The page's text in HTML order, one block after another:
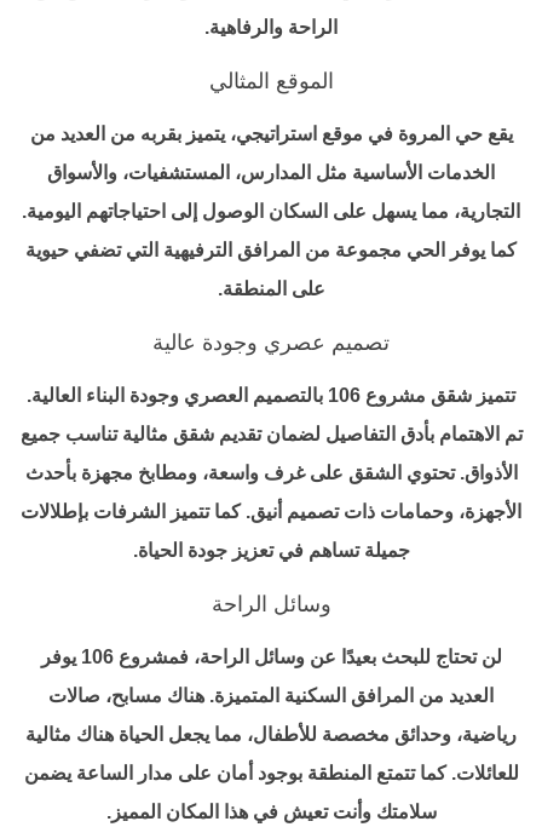
الراحة والرفاهية.
الموقع المثالي
يقع حي المروة في موقع استراتيجي، يتميز بقربه من العديد من
الخدمات الأساسية مثل المدارس، المستشفيات، والأسواق
التجارية، مما يسهل على السكان الوصول إلى احتياجاتهم اليومية.
كما يوفر الحي مجموعة من المرافق الترفيهية التي تضفي حيوية
على المنطقة.
تصميم عصري وجودة عالية
تتميز شقق مشروع 106 بالتصميم العصري وجودة البناء العالية.
تم الاهتمام بأدق التفاصيل لضمان تقديم شقق مثالية تناسب جميع
الأذواق. تحتوي الشقق على غرف واسعة، ومطابخ مجهزة بأحدث
الأجهزة، وحمامات ذات تصميم أنيق. كما تتميز الشرفات بإطلالات
جميلة تساهم في تعزيز جودة الحياة.
وسائل الراحة
لن تحتاج للبحث بعيدًا عن وسائل الراحة، فمشروع 106 يوفر
العديد من المرافق السكنية المتميزة. هناك مسابح، صالات
رياضية، وحدائق مخصصة للأطفال، مما يجعل الحياة هناك مثالية
للعائلات. كما تتمتع المنطقة بوجود أمان على مدار الساعة يضمن
سلامتك وأنت تعيش في هذا المكان المميز.